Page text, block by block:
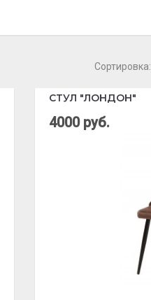
Сортировка:
СТУЛ "ЛОНДОН"
4000 руб.